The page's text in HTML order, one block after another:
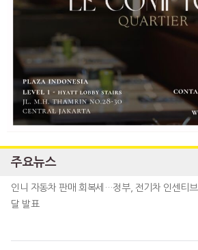
주요뉴스
인니 자동차 판매 회복세…정부, 전기차 인센티브
달 발표